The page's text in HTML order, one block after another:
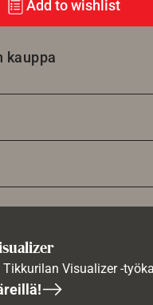
Add to wishlist
kauppa
Tikkurilan Visualizer -